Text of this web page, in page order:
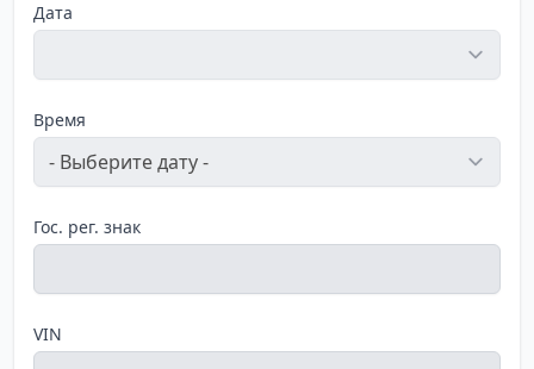
Дата
Время
Гос. рег. знак
VIN